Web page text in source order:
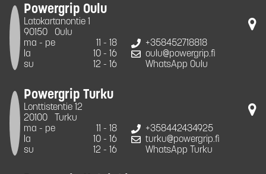
Powergrip Oulu
Latokartanontie 1
90150
Oulu
ma - pe
11 - 18
la
10 - 16
su
12 - 16
+358452718818
oulu@powergrip.fi
WhatsApp Oulu
Powergrip Turku
Lonttistentie 12
20100
Turku
ma - pe
11 - 18
la
10 - 16
su
12 - 16
+358442434925
turku@powergrip.fi
WhatsApp Turku